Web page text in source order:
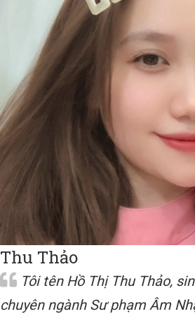
Thu Thảo
Tôi tên Hồ Thị Thu Thảo,
chuyên ngành Sư phạm Âm